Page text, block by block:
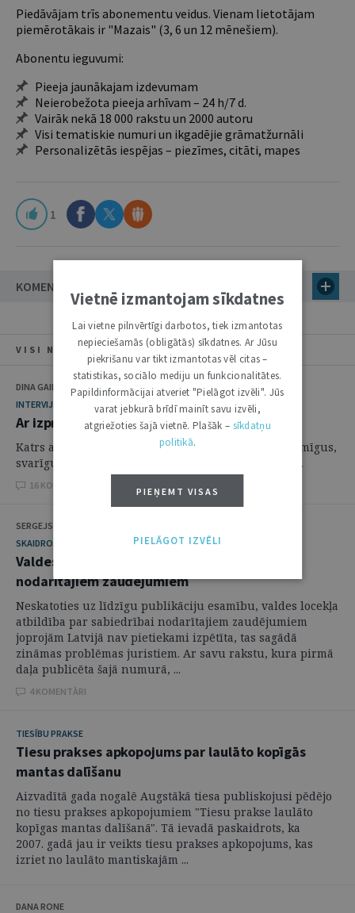
Piedāvājam trīs abonementu veidus. Vienam lietotājam
piemērotākais ir "Mazais" (3, 6 un 12 mēnešiem).
Abonentu ieguvumi:
Pieeja jaunākajam izdevumam
Neierobežota pieeja arhīvam – 24 h/7 d.
Vairāk nekā 18 000 rakstu un 2000 autoru
Visi tematiskie numuri un ikgadējie grāmatžurnāli
Personalizētās iespējas – piezīmes, citāti, mapes
1
KOMENTĀRI (15)
VISI NUMURA RAKSTI
DINA GAILĪTE, SANNIJA MATULE, JĀNIS BORDĀNS
INTERVIJA
Ar izpratni, nevis pēc instrukcijas
Katrs aizvadīts gads aiz sevis atstāj dažādus īpaši zīmīgus,
svarīgus notikumus, un nereti, vērtējot pēc laika, ...
16 KOMENTĀRI
SERGEJS RUDĀNS
SKAIDROJUMI. VIEDOKĻI
Valdes locekļa atbildība par sabiedrībai
nodarītajiem zaudējumiem
Neskatoties uz līdzīgu publikāciju esamību, valdes locekļa
atbildība par sabiedrībai nodarītajiem zaudējumiem
joprojām Latvijā nav pietiekami izpētīta, tas sagādā
zināmas problēmas juristiem. Ar savu rakstu, kura pirmā
daļa publicēta šajā numurā, ...
4 KOMENTĀRI
TIESĪBU PRAKSE
Tiesu prakses apkopojums par laulāto kopīgās
mantas dalīšanu
Aizvadītā gada nogalē Augstākā tiesa publiskojusi pēdējo
no tiesu prakses apkopojumiem "Tiesu prakse laulāto
kopīgas mantas dalīšanā". Tā ievadā paskaidrots, ka
2007. gadā jau ir veikts tiesu prakses apkopojums, kas
izriet no laulāto mantiskajām ...
DANA RONE
Vietnē izmantojam sīkdatnes
Lai vietne pilnvērtīgi darbotos, tiek izmantotas
nepieciešamās (obligātās) sīkdatnes. Ar Jūsu
piekrišanu var tikt izmantotas vēl citas –
statistikas, sociālo mediju un funkcionalitātes.
Papildinformācijai atveriet "Pielāgot izvēli". Jūs
varat jebkurā brīdī mainīt savu izvēli,
atgriežoties šajā vietnē. Plašāk – sīkdatņu
politikā.
PIEŅEMT VISAS
PIELĀGOT IZVĒLI